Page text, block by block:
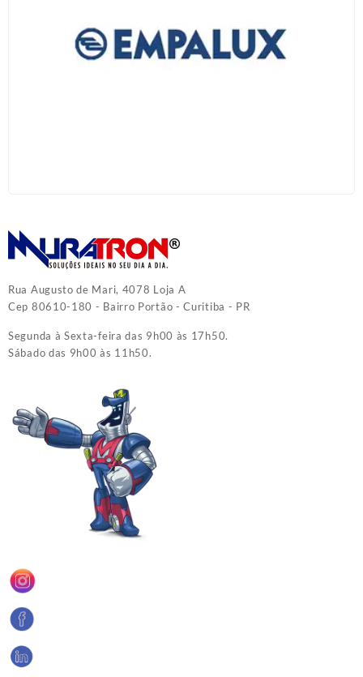
Rua Augusto de Mari, 4078 Loja A
Cep 80610-180 - Bairro Portão - Curitiba - PR
Segunda à Sexta-feira das 9h00 às 17h50.
Sábado das 9h00 às 11h50.